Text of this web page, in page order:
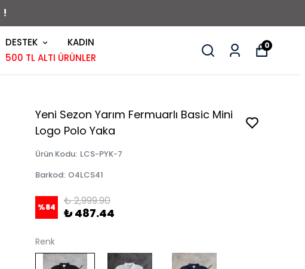
!
DESTEK
KADIN
500 TL ALTI ÜRÜNLER
0
Yeni Sezon Yarım Fermuarlı Basic Mini
Logo Polo Yaka
Ürün Kodu: LCS-PYK-7
Barkod: O4LCS41
%84 ₺ 2,999.90
₺ 487.44
Renk